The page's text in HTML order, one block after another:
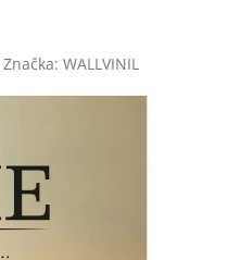
Značka: WALLVINIL